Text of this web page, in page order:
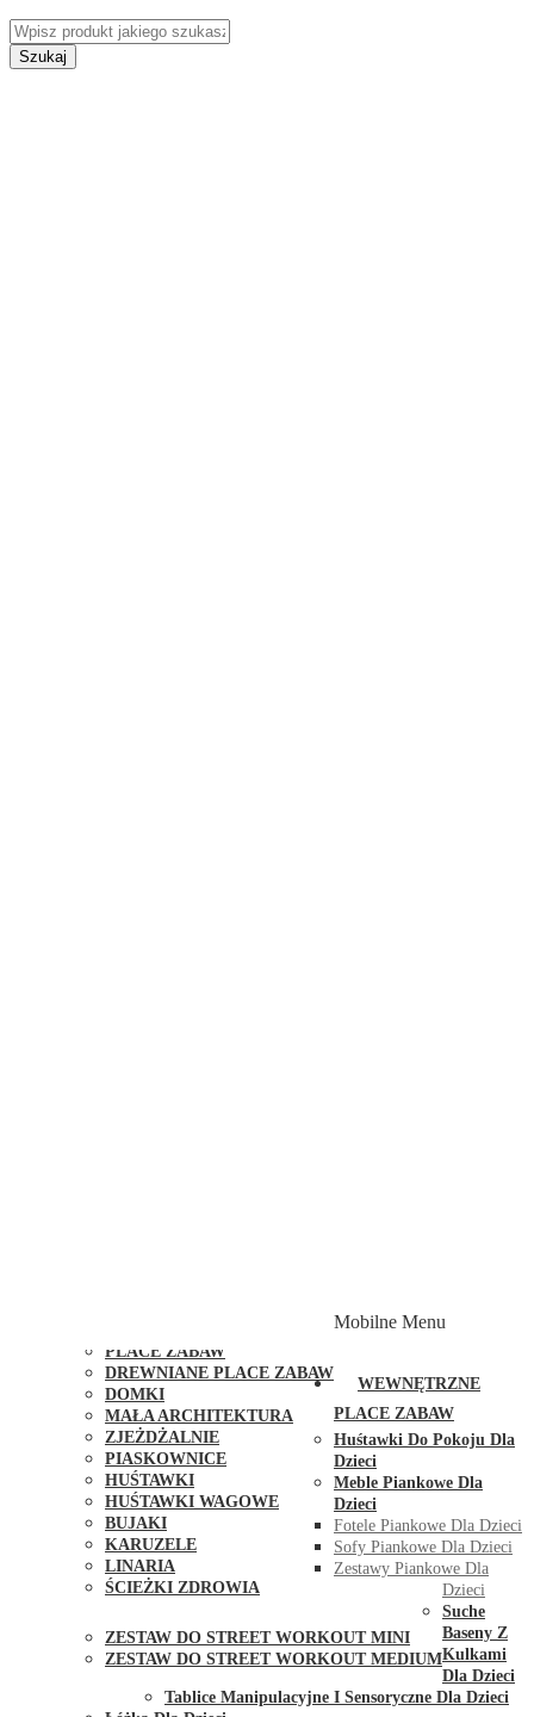
Szukaj
PLACE ZABAW
DREWNIANE PLACE ZABAW
DOMKI
MAŁA ARCHITEKTURA
ZJEŻDŻALNIE
PIASKOWNICE
HUŚTAWKI
HUŚTAWKI WAGOWE
BUJAKI
KARUZELE
LINARIA
ŚCIEŻKI ZDROWIA
ZESTAW DO STREET WORKOUT MINI
ZESTAW DO STREET WORKOUT MEDIUM
Mobilne Menu
WEWNĘTRZNE
PLACE ZABAW
Huśtawki Do Pokoju Dla
Dzieci
Meble Piankowe Dla
Dzieci
Fotele Piankowe Dla Dzieci
Sofy Piankowe Dla Dzieci
Zestawy Piankowe Dla
Dzieci
Suche
Baseny Z
Kulkami
Dla Dzieci
Tablice Manipulacyjne I Sensoryczne Dla Dzieci